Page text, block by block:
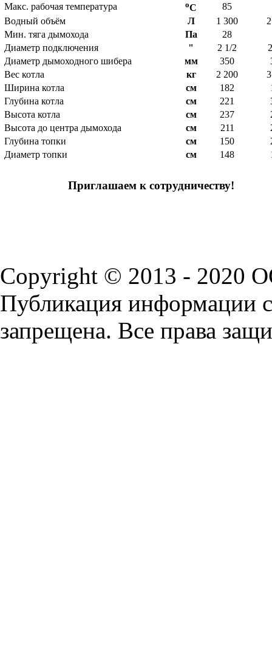
Макс. рабочая температура oC
85
Водный объём
Л 1 300
Мин. тяга дымохода
Па
28
Диаметр подключения
" 2 1/2
Диаметр дымоходного шибера
мм 350
Вес котла
кг 2 200
Ширина котла
см 182
Глубина котла
см 221
Высота котла
см 237
Высота до центра дымохода
см 211
Глубина топки
см 150
Диаметр топки
см 148
Приглашаем к сотрудничеству!
Copyright © 2013 - 2020
Публикация информации
запрещена. Все права